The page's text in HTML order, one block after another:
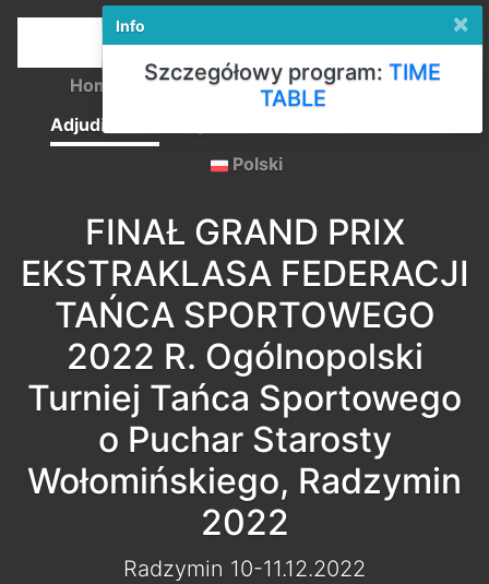
Info ×
Szczegółowy program: TIME
TABLE
Home Registration
Competition Rules
Adjudicators
Polski
FINAŁ GRAND PRIX
EKSTRAKLASA FEDERACJI
TAŃCA SPORTOWEGO
2022 R. Ogólnopolski
Turniej Tańca Sportowego
o Puchar Starosty
Wołomińskiego, Radzymin
2022
Radzymin 10-11.12.2022